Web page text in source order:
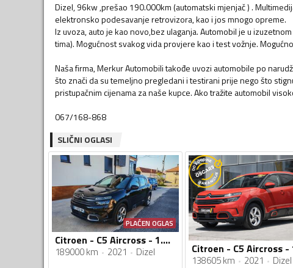
Dizel, 96kw ,prešao 190.000km (automatski mjenjač ) .
elektronsko podesavanje retrovizora, kao i jos mnogo opreme.
Iz uvoza, auto je kao novo,bez ulaganja. Automobil je u
tima). Mogućnost svakog vida provjere kao i test vožnje.
Naša firma, Merkur Automobili takođe uvozi automobile po
što znači da su temeljno pregledani i testirani prije nego što
pristupačnim cijenama za naše kupce. Ako tražite automobil
067/168-868
SLIČNI OGLASI
PLAĆEN OGLAS
Citroen - C5 Aircross - 1.5hdi, automatik
189000 km 2021 Dizel
138605 km 2021 Dizel